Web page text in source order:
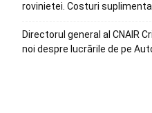
rovinietei. Costuri
Directorul general al CNAIR
noi despre lucrările de pe